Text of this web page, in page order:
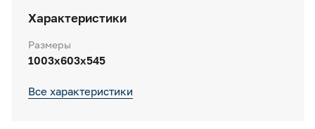
Характеристики
Размеры
1003x603x545
Все характеристики